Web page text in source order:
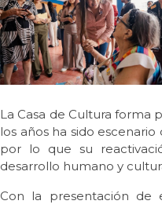
La Casa de Cultura forma
los años ha sido
por lo que su
desarrollo humano y
Con la presentación de